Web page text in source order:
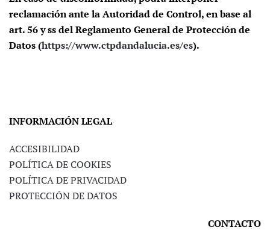
reclamación ante la Autoridad de Control, en base al
art. 56 y ss del Reglamento General de Protección de
Datos (https://www.ctpdandalucia.es/es).
INFORMACIÓN LEGAL
ACCESIBILIDAD
POLÍTICA DE COOKIES
POLÍTICA DE PRIVACIDAD
PROTECCIÓN DE DATOS
CONTACTO